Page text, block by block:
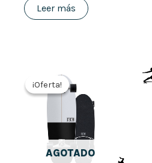
Leer más
¡Oferta!
AGOTADO
¡Oferta!
precio
original
era:
199,00€.